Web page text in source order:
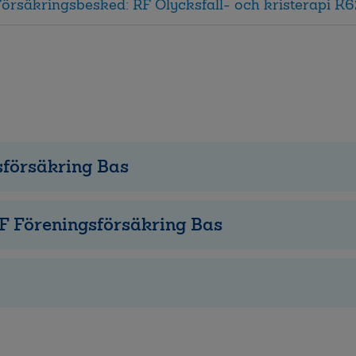
RF Olycksfall- och kristerapi
Bas
Föreningsförsäkring Bas